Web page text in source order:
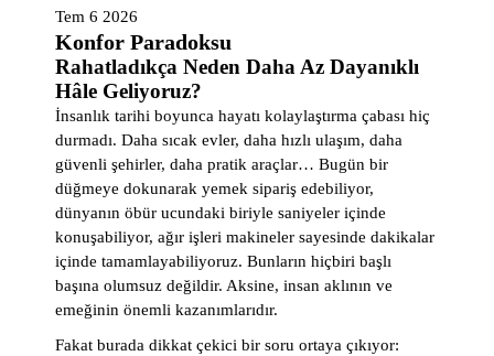
Tem 6 2026
Konfor Paradoksu
Rahatladıkça Neden Daha Az Dayanıklı
Hâle Geliyoruz?
İnsanlık tarihi boyunca hayatı kolaylaştırma çabası hiç
durmadı. Daha sıcak evler, daha hızlı ulaşım, daha
güvenli şehirler, daha pratik araçlar… Bugün bir
düğmeye dokunarak yemek sipariş edebiliyor,
dünyanın öbür ucundaki biriyle saniyeler içinde
konuşabiliyor, ağır işleri makineler sayesinde dakikalar
içinde tamamlayabiliyoruz. Bunların hiçbiri başlı
başına olumsuz değildir. Aksine, insan aklının ve
emeğinin önemli kazanımlarıdır.
Fakat burada dikkat çekici bir soru ortaya çıkıyor: